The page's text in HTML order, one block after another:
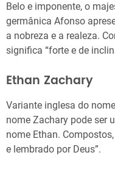
Belo e imponente, o
germânica Afonso
a nobreza e a realeza.
significa “forte e de
Ethan Zachary
Variante inglesa do
nome Zachary pode ser
nome Ethan.
e lembrado por Deus”.